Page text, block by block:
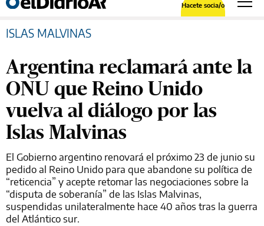
Hacete socia/o
ISLAS MALVINAS
Argentina reclamará ante la
ONU que Reino Unido
vuelva al diálogo por las
Islas Malvinas
El Gobierno argentino renovará el próximo 23 de junio su
pedido al Reino Unido para que abandone su política de
“reticencia” y acepte retomar las negociaciones sobre la
“disputa de soberanía” de las Islas Malvinas,
suspendidas unilateralmente hace 40 años tras la guerra
del Atlántico sur.